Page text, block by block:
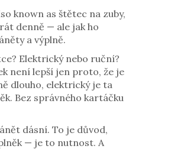
known as štětec na zuby,
denně — ale jak ho
a výplně.
Elektrický nebo ruční?
není lepší jen proto, že je
dlouho, elektrický je ta
Bez správného kartáčku
dásní. To je důvod,
— je to nutnost. A